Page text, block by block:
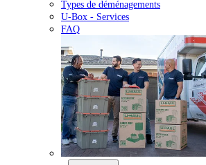
Types de déménagements
U-Box - Services
FAQ